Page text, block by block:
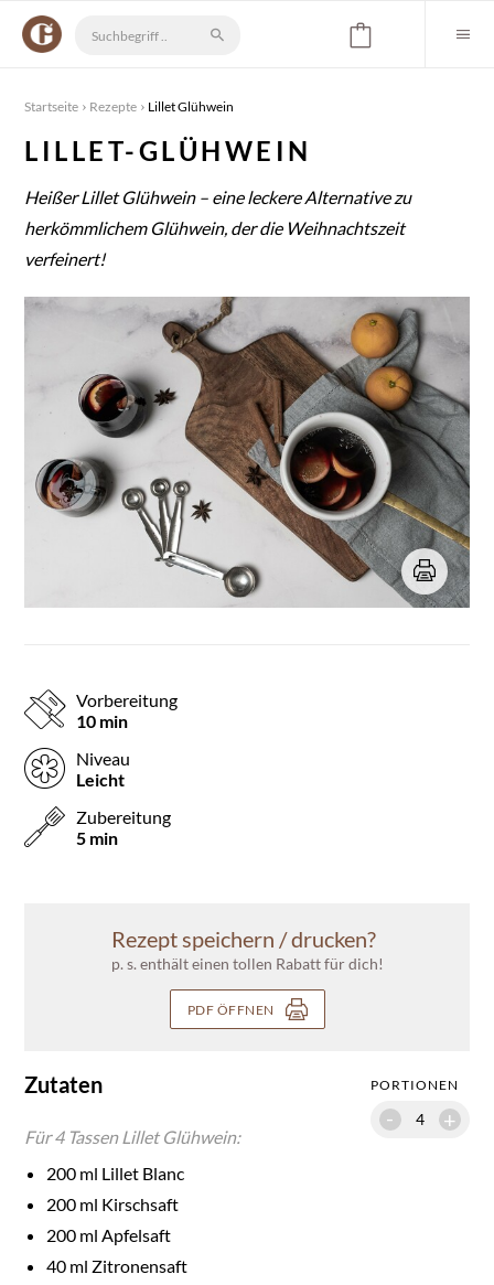
Startseite Rezepte Lillet Glühwein
Vorbereitung
10 min
Niveau
Leicht
Zubereitung
5 min
Rezept speichern / drucken?
p. s. enthält einen tollen Rabatt für dich!
PDF ÖFFNEN
LILLET-GLÜHWEIN
HeißerLillet Glühwein – eine leckere Alternative zu
herkömmlichem Glühwein, der die Weihnachtszeit
verfeinert!
Zutaten PORTIONEN
+
-
Für4Tassen Lillet Glühwein:
200 ml Lillet Blanc
200 ml Kirschsaft
200 ml Apfelsaft
40 ml Zitronensaft